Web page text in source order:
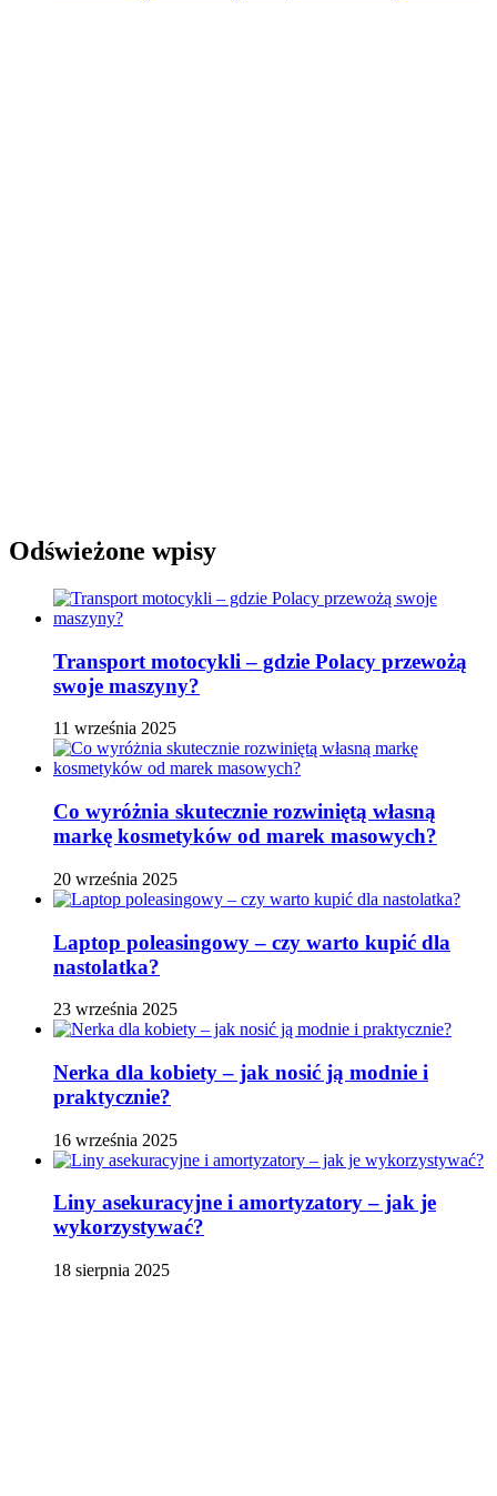
Odświeżone wpisy
Transport motocykli – gdzie Polacy przewożą
swoje maszyny?
11 września 2025
Co wyróżnia skutecznie rozwiniętą własną
markę kosmetyków od marek masowych?
20 września 2025
Laptop poleasingowy – czy warto kupić dla
nastolatka?
23 września 2025
Nerka dla kobiety – jak nosić ją modnie i
praktycznie?
16 września 2025
Liny asekuracyjne i amortyzatory – jak je
wykorzystywać?
18 sierpnia 2025